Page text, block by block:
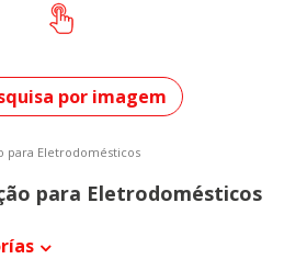
encontrar
seu modelo?
por imagem
para Eletrodomésticos
para Eletrodomésticos